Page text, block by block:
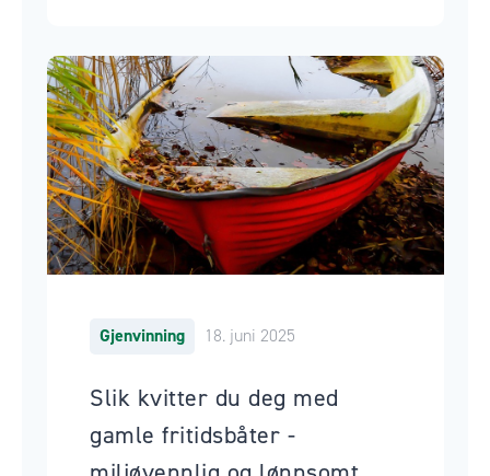
Gjenvinning 18. juni 2025
Slik kvitter du deg med
gamle fritidsbåter -